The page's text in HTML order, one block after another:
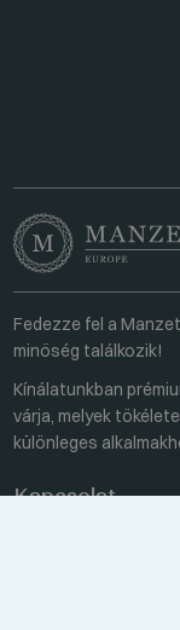
Fedezze fel a
minőség találkozik!
Kínálatunkban
várja, melyek
különleges
Kapcsolat